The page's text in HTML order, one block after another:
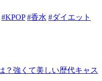
#KPOP #香水 #ダイエット